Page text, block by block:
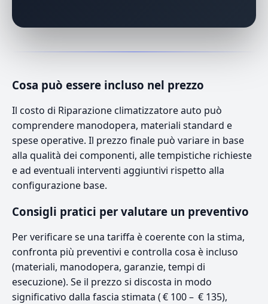
Cosa può essere incluso nel prezzo
Il costo di Riparazione climatizzatore auto può
comprendere manodopera, materiali standard e
spese operative. Il prezzo finale può variare in base
alla qualità dei componenti, alle tempistiche richieste
e ad eventuali interventi aggiuntivi rispetto alla
configurazione base.
Consigli pratici per valutare un preventivo
Per verificare se una tariffa è coerente con la stima,
confronta più preventivi e controlla cosa è incluso
(materiali, manodopera, garanzie, tempi di
esecuzione). Se il prezzo si discosta in modo
significativo dalla fascia stimata ( € 100 – € 135),